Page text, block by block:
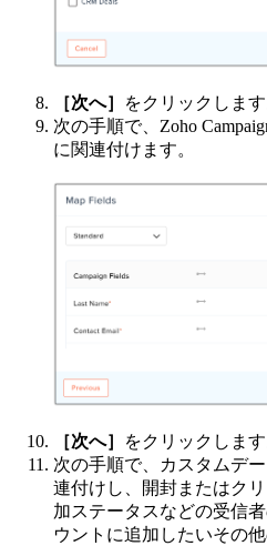
［次へ］
をクリックします
次の手順で、Zoho
に関連付けます。
［次へ］
をクリックします
次の手順で、カスタムデ
連付けし、開封またはク
加ステータスなどの受信
ウントに追加したいその